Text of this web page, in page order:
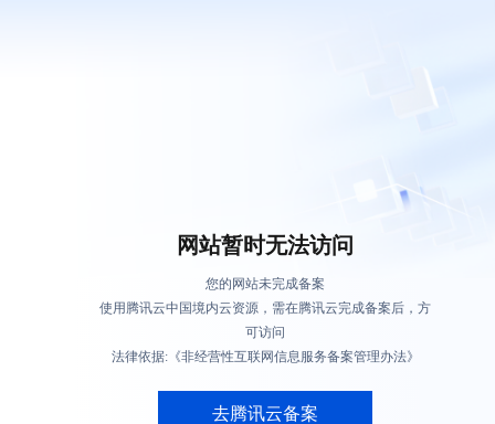
网站暂时无法访问
您的网站未完成备案
使用腾讯云中国境内云资源，需在腾讯云完成备案后，方
可访问
法律依据:《非经营性互联网信息服务备案管理办法》
去腾讯云备案